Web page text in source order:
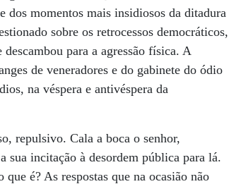
dos momentos mais insidiosos da ditadura
sobre os retrocessos democráticos,
para a agressão física. A
de veneradores e do gabinete do ódio
na véspera e antivéspera da
repulsivo. Cala a boca o senhor,
sua incitação à desordem pública para lá.
é? As respostas que na ocasião não